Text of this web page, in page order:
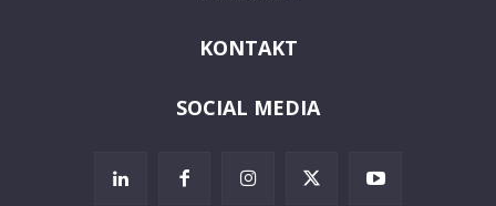
KONTAKT
SOCIAL MEDIA